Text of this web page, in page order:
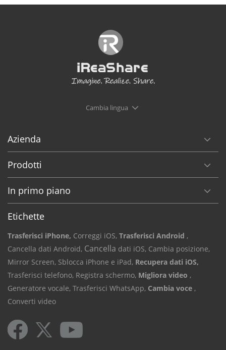
Cambia lingua
Azienda
Prodotti
In primo piano
Etichette
Trasferisci iPhone, Correggi iOS, Trasferisci Android ,
Cancella dati Android, Cancella dati iOS, Cambia posizione,
Mirror Screen, Sblocca iPhone e iPad, Recupera dati iOS,
Trasferisci telefono, Registra schermo, Migliora video ,
Generatore vocale, Trasferisci WhatsApp, Cambia voce ,
Converti video